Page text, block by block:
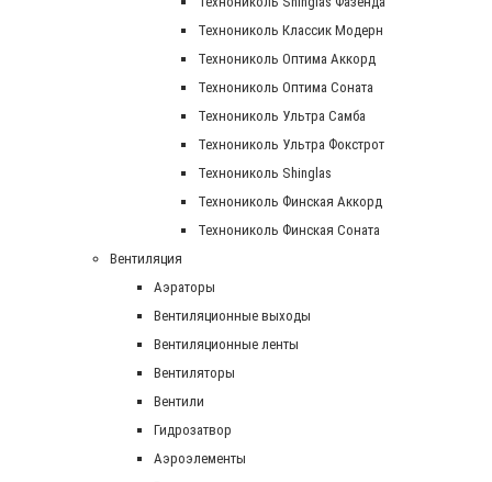
Технониколь Классик Модерн
Технониколь Оптима Аккорд
Технониколь Оптима Соната
Технониколь Ультра Самба
Технониколь Ультра Фокстрот
Технониколь Shinglas
Технониколь Финская Аккорд
Технониколь Финская Соната
Вентиляция
Аэраторы
Вентиляционные выходы
Вентиляционные ленты
Вентиляторы
Вентили
Гидрозатвор
Аэроэлементы